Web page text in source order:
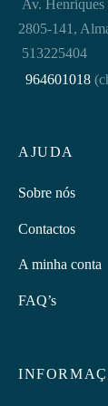
AJUDA
Sobre nós
Contactos
A minha conta
FAQ’s
Av. Henriques
2805-141,
513225404
964601018